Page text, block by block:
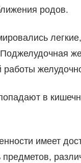
родов.
в
имеет
предметов,